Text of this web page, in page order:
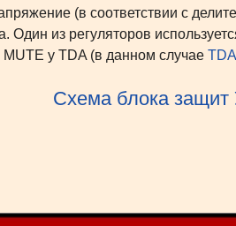
(в соответствии с
Один из регуляторов
у TDA (в данном случае
Схема блока